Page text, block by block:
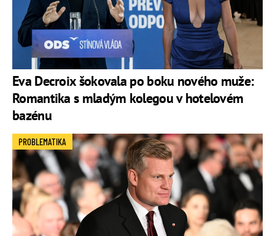
Eva Decroix šokovala po boku nového muže:
Romantika s mladým kolegou v hotelovém
bazénu
PROBLEMATIKA